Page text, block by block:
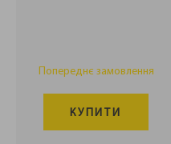
Попереднє замовлення
КУПИТИ